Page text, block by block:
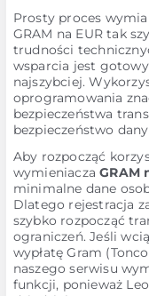
Prosty proces
GRAM na EUR tak
trudności
wsparcia jest
najszybciej.
oprogramowania
bezpieczeństwa
bezpieczeństwo
Aby rozpocząć
wymieniaczaGRAM
minimalne dane
Dlatego rejestracja
szybko rozpocząć
ograniczeń. Jeśli
wypłatę Gram
naszego serwisu
funkcji, ponieważ